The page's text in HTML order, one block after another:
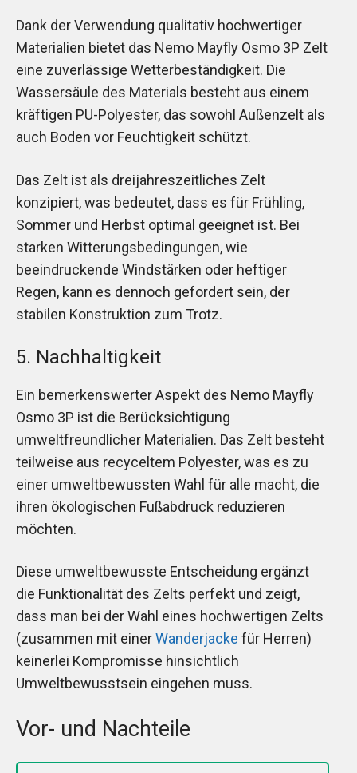
Dank der Verwendung qualitativ hochwertiger
Materialien bietet das Nemo Mayfly Osmo 3P Zelt
eine zuverlässige Wetterbeständigkeit. Die
Wassersäule des Materials besteht aus einem
kräftigen PU-Polyester, das sowohl Außenzelt als
auch Boden vor Feuchtigkeit schützt.
Das Zelt ist als dreijahreszeitliches Zelt
konzipiert, was bedeutet, dass es für Frühling,
Sommer und Herbst optimal geeignet ist. Bei
starken Witterungsbedingungen, wie
beeindruckende Windstärken oder heftiger
Regen, kann es dennoch gefordert sein, der
stabilen Konstruktion zum Trotz.
5. Nachhaltigkeit
Ein bemerkenswerter Aspekt des Nemo Mayfly
Osmo 3P ist die Berücksichtigung
umweltfreundlicher Materialien. Das Zelt besteht
teilweise aus recyceltem Polyester, was es zu
einer umweltbewussten Wahl für alle macht, die
ihren ökologischen Fußabdruck reduzieren
möchten.
Diese umweltbewusste Entscheidung ergänzt
die Funktionalität des Zelts perfekt und zeigt,
dass man bei der Wahl eines hochwertigen Zelts
(zusammen mit einerWanderjacke für Herren)
keinerlei Kompromisse hinsichtlich
Umweltbewusstsein eingehen muss.
Vor- und Nachteile